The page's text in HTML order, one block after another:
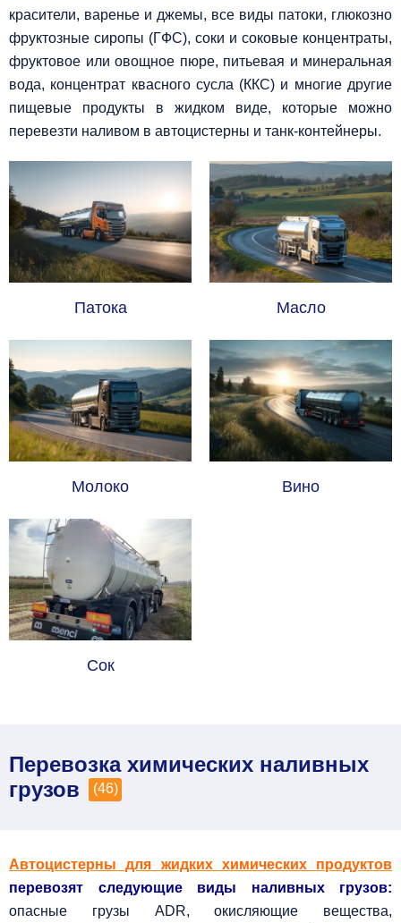
красители, варенье и джемы, все виды патоки, глюкозно
фруктозные сиропы (ГФС), соки и соковые концентраты,
фруктовое или овощное пюре, питьевая и минеральная
вода, концентрат квасного сусла (ККС) и многие другие
пищевые продукты в жидком виде, которые можно
перевезти наливом в автоцистерны и танк-контейнеры.
Патока Масло
Молоко Вино
Сок
Перевозка химических наливных
грузов
(46)
Автоцистерны для жидких химических продуктов
перевозят следующие виды наливных грузов:
опасные грузы ADR, окисляющие вещества,